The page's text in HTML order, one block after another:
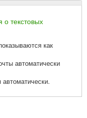
текстовых
как
автоматически